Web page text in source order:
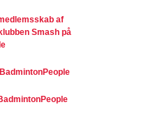
af
Smash på